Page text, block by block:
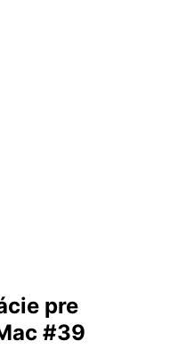
pre
#39